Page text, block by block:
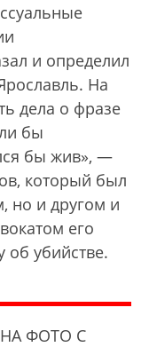
и определил
На
дела о фразе
бы
бы жив», —
который был
но и другом и
его
убийстве.
НА ФОТО С